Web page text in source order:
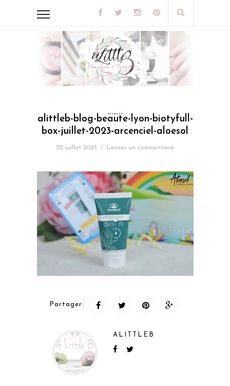
alittleb-blog-beaute-lyon-biotyfull-
box-juillet-2023-arcenciel-aloesol
22 juillet 2023 / Laisser un commentaire
Partager:
ALITTLEB